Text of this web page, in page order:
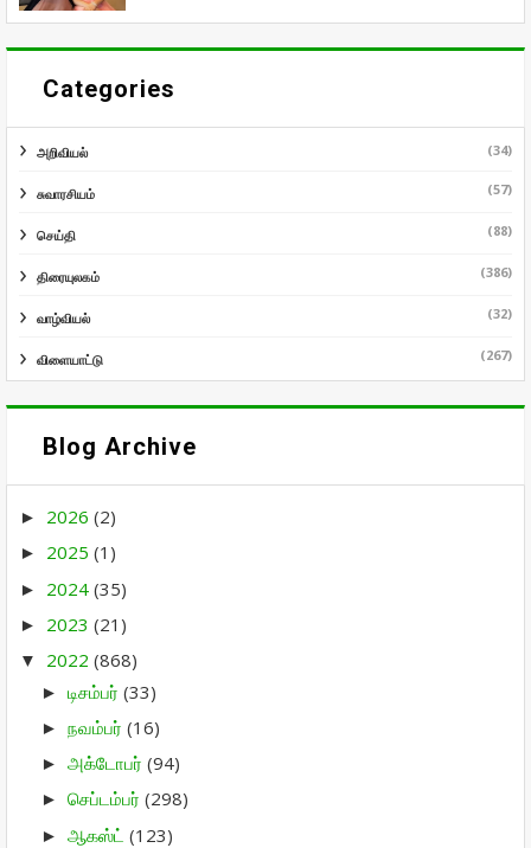
Categories
அறிவியல் (34)
சுவாரசியம் (57)
செய்தி (88)
திரையுலகம் (386)
வாழ்வியல் (32)
விளையாட்டு (267)
Blog Archive
► 2026 (2)
► 2025 (1)
► 2024 (35)
► 2023 (21)
▼ 2022 (868)
► டிசம்பர் (33)
► நவம்பர் (16)
► அக்டோபர் (94)
► செப்டம்பர் (298)
► ஆகஸ்ட் (123)